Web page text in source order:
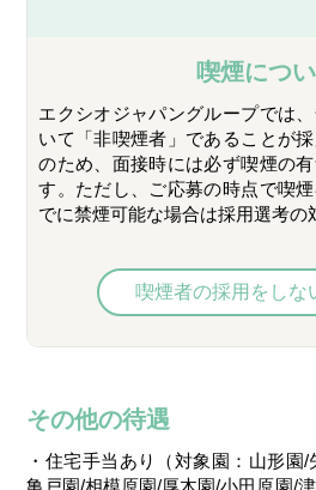
喫煙につ
エクシオジャパングループでは
いて「非喫煙者」であることが
のため、面接時には必ず喫煙の
す。ただし、ご応募の時点で喫
でに禁煙可能な場合は採用選考の
喫煙者の採用をしな
その他の待遇
・住宅手当あり（対象園：山形園